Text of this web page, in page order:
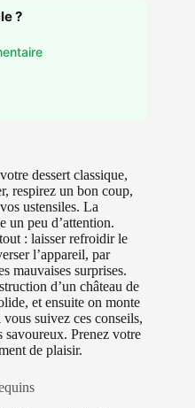
?
dessert classique,
respirez un bon coup,
ustensiles. La
un peu d’attention.
: laisser refroidir le
l’appareil, par
mauvaises surprises.
d’un château de
et ensuite on monte
suivez ces conseils,
savoureux. Prenez votre
de plaisir.